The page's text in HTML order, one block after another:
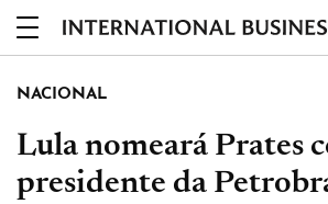
NACIONAL
Lula nomeará Prates
presidente da